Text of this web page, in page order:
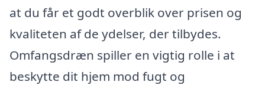
at du får et godt overblik over prisen og
kvaliteten af de ydelser, der tilbydes.
Omfangsdræn spiller en vigtig rolle i at
beskytte dit hjem mod fugt og